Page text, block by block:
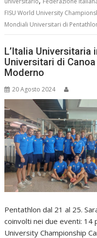
FISU World University
Mondiali Universitari di
L’Italia Universitaria
Universitari di
Moderno
20 Agosto 2024
Pentathlon dal 21 al 25.
coinvolti nei due eventi: 14
University Championship